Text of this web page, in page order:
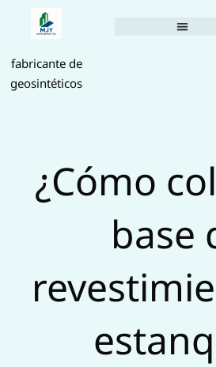
fabricante de
geosintéticos
¿Cómo
base